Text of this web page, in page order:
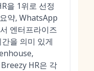
을 1위로 선정
약, WhatsApp
엔터프라이즈
을 의미 있게
HR은 각